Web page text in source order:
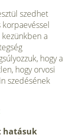
szedhet
korpaevéssel
kezünkben a
hogy a
hogy orvosi
szedésének
hatásuk